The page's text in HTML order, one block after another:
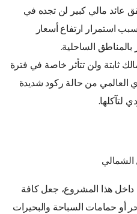
عائد مالي كبير لن تجده في
استمرار ارتفاع أسعار
الساحلية.
ثابتة ولن تتأثر خاصة في فترة
العالمي من حالة ركود شديدة
لتآكلها.
داخل هذا المشروع، جعل كافة
أو حمامات السباحة والبحيرات